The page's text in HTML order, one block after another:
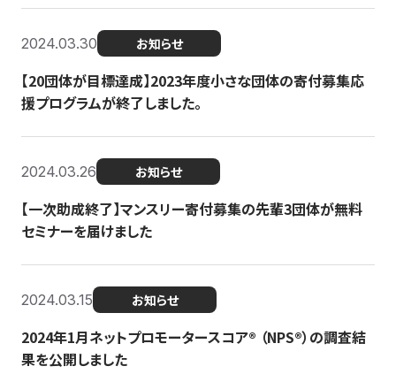
2024.03.30 お知らせ
【20団体が目標達成】2023年度小さな団体の寄付募集応
援プログラムが終了しました。
2024.03.26 お知らせ
【一次助成終了】マンスリー寄付募集の先輩3団体が無料
セミナーを届けました
2024.03.15 お知らせ
2024年1月ネットプロモータースコア®︎ （NPS®︎）の調査結
果を公開しました